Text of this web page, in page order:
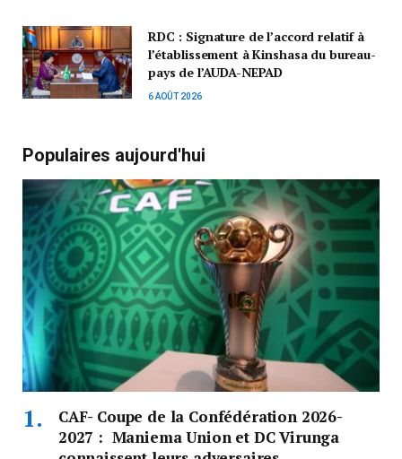
RDC : Signature de l’accord relatif à
l’établissement à Kinshasa du bureau-
pays de l’AUDA-NEPAD
6 AOÛT 2026
Populaires aujourd'hui
CAF- Coupe de la Confédération 2026-
2027 : Maniema Union et DC Virunga